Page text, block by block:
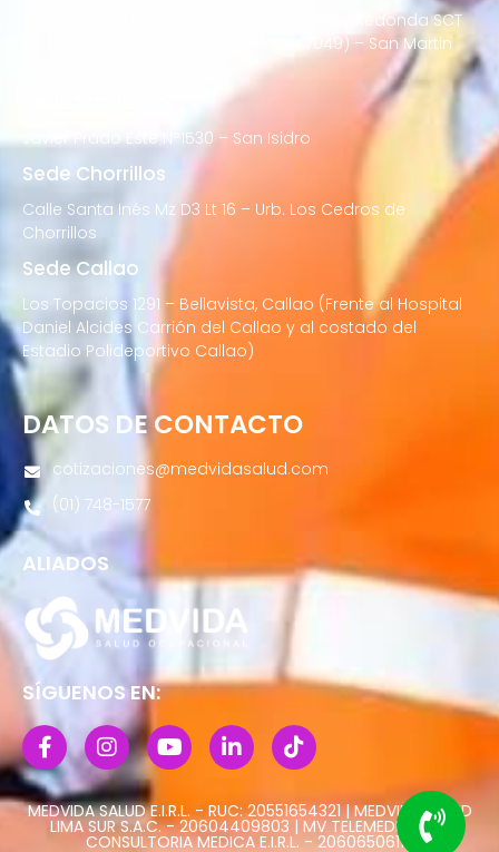
Av. Francisco Bolognesi Nro. 101 Urb. Mesa Redonda SCT
02 (Esquina con Av. Gerardo Unger 7049) – San Martin
Javier Prado Este N°1530 – San Isidro
Sede Chorrillos
Calle Santa Inés Mz D3 Lt 16 – Urb. Los Cedros de
Chorrillos
Sede Callao
Los Topacios 1291 – Bellavista, Callao (Frente al Hospital
Daniel Alcides Carrión del Callao y al costado del
Estadio Polideportivo Callao)
DATOS DE CONTACTO
cotizaciones@medvidasalud.com
(01) 748-1577
ALIADOS
SÍGUENOS EN:
MEDVIDA SALUD E.I.R.L. - RUC: 20551654321 | MEDVIDA SALUD
LIMA SUR S.A.C. - 20604409803 | MV TELEMEDICINA Y
CONSULTORIA MEDICA E.I.R.L. - 20606506113